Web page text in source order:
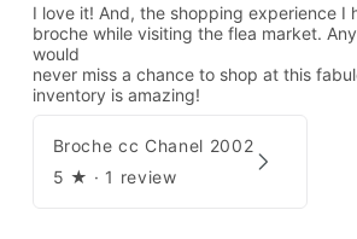
I love it! And, the shopping experience I
broche while visiting the flea market.
would
never miss a chance to shop at this
inventory is amazing!
Broche cc Chanel 2002
5 ★ · 1 review